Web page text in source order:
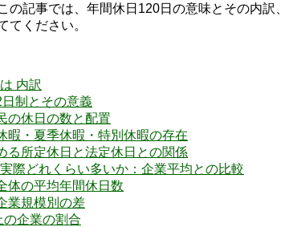
の記事では、年間休日120日の意味とその内
てください。
内訳
制とその意義
の休日の数と配置
暇・夏季休暇・特別休暇の存在
る所定休日と法定休日との関係
際どれくらい多いか：企業平均との比較
体の平均年間休日数
業規模別の差
の企業の割合